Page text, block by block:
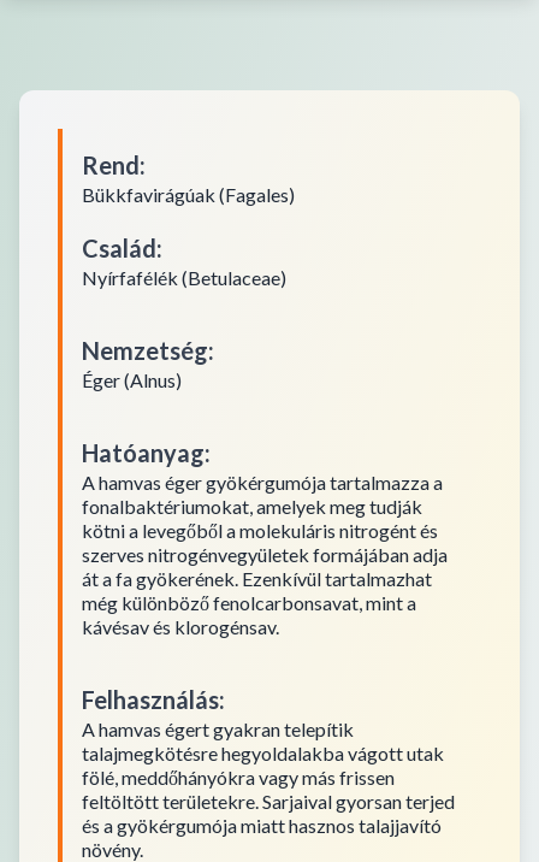
Rend:
Bükkfavirágúak (Fagales)
Család:
Nyírfafélék (Betulaceae)
Nemzetség:
Éger (Alnus)
Hatóanyag:
A hamvas éger gyökérgumója tartalmazza a
fonalbaktériumokat, amelyek meg tudják
kötni a levegőből a molekuláris nitrogént és
szerves nitrogénvegyületek formájában adja
át a fa gyökerének. Ezenkívül tartalmazhat
még különböző fenolcarbonsavat, mint a
kávésav és klorogénsav.
Felhasználás:
A hamvas égert gyakran telepítik
talajmegkötésre hegyoldalakba vágott utak
fölé, meddőhányókra vagy más frissen
feltöltött területekre. Sarjaival gyorsan terjed
és a gyökérgumója miatt hasznos talajjavító
növény.